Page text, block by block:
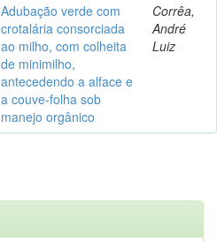
Adubação verde com
crotalária consorciada
ao milho, com colheita
de minimilho,
antecedendo a alface e
a couve-folha sob
manejo orgânico
Corrêa,
André
Luiz